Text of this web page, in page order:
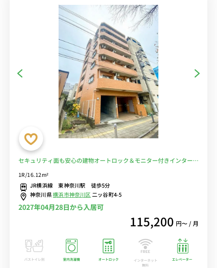
セキュリティ面も安心の建物オートロック＆モニター付きインターホ
アクセス可能■選べるWi-Fi格安レンタル中！
1R/16.12m²
JR横浜線 東神奈川駅 徒歩5分
神奈川県横浜市神奈川区二ッ谷町4-5
2027年04月28日から入居可
115,200 円〜 / 月
バストイレ別 室内洗濯機 オートロック
インターネット
無料
エレベーター